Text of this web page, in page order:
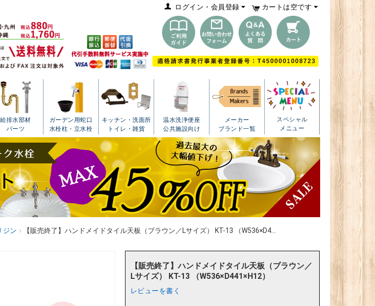
カートは空です
ログイン・会員登録
給排水部材
パーツ
ガーデン用蛇口
水栓柱・立水栓
キッチン・洗面所
トイレ・雑貨
温水洗浄便座
公共施設向け
メーカー
ブランド一覧
スペシャル
メニュー
ジン › 【販売終了】ハンドメイドタイル天板（ブラウン／Lサイズ） KT-13 （W536×D4...
【販売終了】ハンドメイドタイル天板（ブラウン／
Lサイズ） KT-13 （W536×D441×H12）
レビューを書く